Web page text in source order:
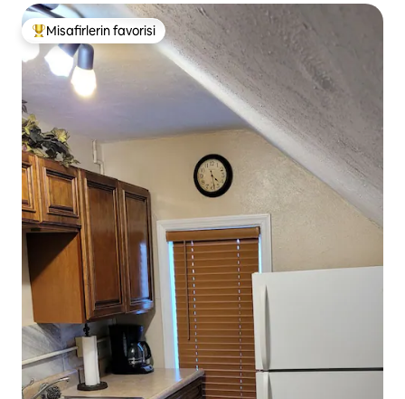
Misafirlerin favorilerinden en beğenilenler arasında
Misafirlerin favorisi